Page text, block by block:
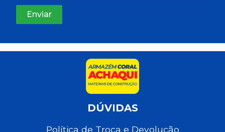
DÚVIDAS
Política de Troca e Devolução